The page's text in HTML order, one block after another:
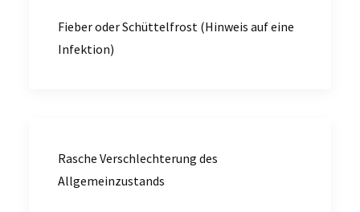
Fieber oder Schüttelfrost (Hinweis auf eine
Infektion)
Rasche Verschlechterung des
Allgemeinzustands